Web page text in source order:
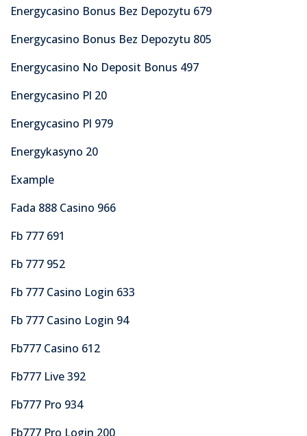
Energycasino Bonus Bez Depozytu 679
Energycasino Bonus Bez Depozytu 805
Energycasino No Deposit Bonus 497
Energycasino Pl 20
Energycasino Pl 979
Energykasyno 20
Example
Fada 888 Casino 966
Fb 777 691
Fb 777 952
Fb 777 Casino Login 633
Fb 777 Casino Login 94
Fb777 Casino 612
Fb777 Live 392
Fb777 Pro 934
Fb777 Pro Login 200